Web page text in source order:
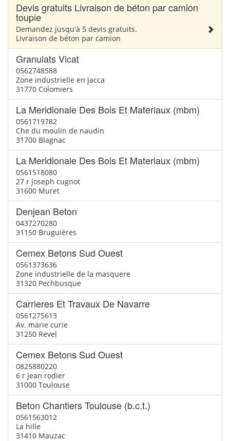
Devis gratuits Livraison de béton par camion
toupie
Demandez jusqu'à 5 devis gratuits.
Livraison de béton par camion
Granulats Vicat
0562748588
Zone industrielle en jacca
31770 Colomiers
La Meridionale Des Bois Et Materiaux (mbm)
0561719782
Che du moulin de naudin
31700 Blagnac
La Meridionale Des Bois Et Materiaux (mbm)
0561518080
27 r joseph cugnot
31600 Muret
Denjean Beton
0437270280
31150 Bruguières
Cemex Betons Sud Ouest
0561373636
Zone industrielle de la masquere
31320 Pechbusque
Carrieres Et Travaux De Navarre
0561275613
Av. marie curie
31250 Revel
Cemex Betons Sud Ouest
0825880220
6 r jean rodier
31000 Toulouse
Beton Chantiers Toulouse (b.c.t.)
0561563012
La hille
31410 Mauzac